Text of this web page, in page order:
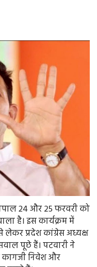
24 और 25 फरवरी को
है। इस कार्यक्रम में
लेकर प्रदेश कांग्रेस अध्यक्ष
पूछे हैं। पटवारी ने
निवेश और